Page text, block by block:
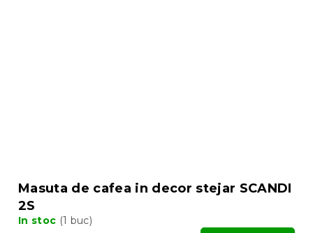
Masuta de cafea in decor stejar SCANDI
2S
In stoc (1 buc)